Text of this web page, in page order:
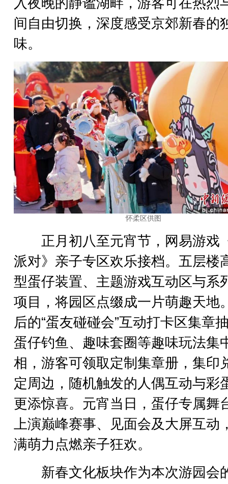
入夜晚的静谧湖畔，游客可在热烈
间自由切换，深度感受京郊新春的
味。
怀柔区供图
正月初八至元宵节，网易游戏
派对》亲子专区欢乐接档。五层楼
型蛋仔装置、主题游戏互动区与系
项目，将园区点缀成一片萌趣天地
后的“蛋友碰碰会”互动打卡区集章
蛋仔钓鱼、趣味套圈等趣味玩法集
相，游客可领取定制集章册，集印
定周边，随机触发的人偶互动与彩
更添惊喜。元宵当日，蛋仔专属舞
上演巅峰赛事、见面会及大屏互动
满萌力点燃亲子狂欢。
新春文化板块作为本次游园会